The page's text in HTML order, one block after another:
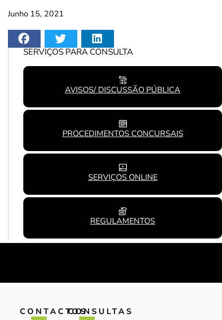
Junho 15, 2021
SERVIÇOS PARA CONSULTA
AVISOS/ DISCUSSÃO PÚBLICA
PROCEDIMENTOS CONCURSAIS
SERVIÇOS ONLINE
REGULAMENTOS
CONTACTOSCONSULTAS